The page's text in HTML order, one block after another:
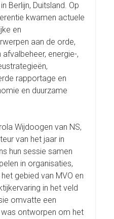
Berlijn, Duitsland. Op
kwamen actuele
en
aan de orde,
energie-,
rapportage en
en duurzame
Wijdoogen van NS,
van het jaar in
hun sessie samen
in organisaties,
gebied van MVO en
in het veld
omvatte een
ontworpen om het